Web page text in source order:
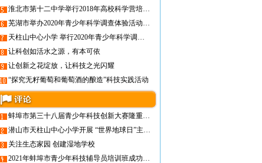
淮北市第十二中学举行2018年高校科学营培训动员会
芜湖市举办2020年青少年科学调查体验活动启动仪式和骨干教师培训
天柱山中心小学 举行2020年青少年科学调查体验活动启动仪式
让科创如活水之源，有本可依
让创新之花绽放，让科技之光闪耀
“探究无籽葡萄和葡萄酒的酿造”科技实践活动
蚌埠市第三十八届青少年科技创新大赛隆重举行
潜山市天柱山中心小学开展 “世界地球日”主题科普教育活动
关注生态家园 创建湿地学校
2021年蚌埠市青少年科技辅导员培训班成功举办